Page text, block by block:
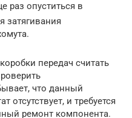
раз опуститься в
затягивания
передач считать
что данный
отсутствует, и требуется
ремонт компонента.